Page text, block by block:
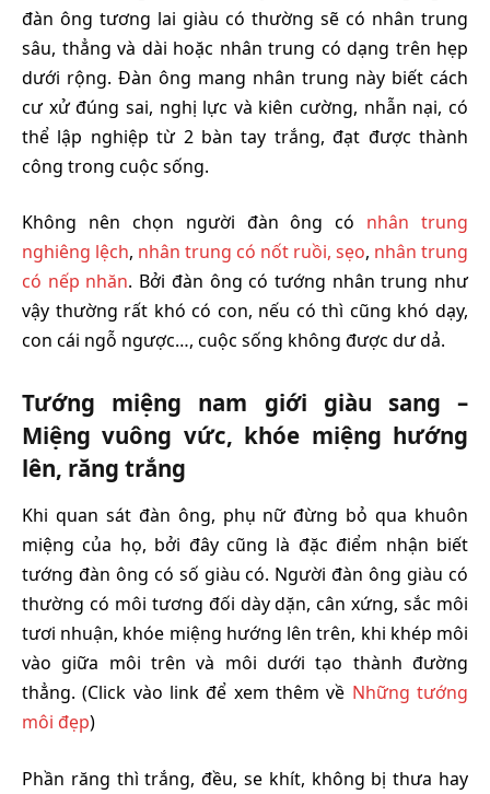
đàn ông tương lai giàu có thường sẽ có nhân trung
sâu, thẳng và dài hoặc nhân trung có dạng trên hẹp
dưới rộng. Đàn ông mang nhân trung này biết cách
cư xử đúng sai, nghị lực và kiên cường, nhẫn nại, có
thể lập nghiệp từ 2 bàn tay trắng, đạt được thành
công trong cuộc sống.
Không nên chọn người đàn ông có nhân trung
nghiêng lệch, nhân trung có nốt ruồi, sẹo, nhân trung
có nếp nhăn. Bởi đàn ông có tướng nhân trung như
vậy thường rất khó có con, nếu có thì cũng khó dạy,
con cái ngỗ ngược…, cuộc sống không được dư dả.
Tướng miệng nam giới giàu sang –
Miệng vuông vức, khóe miệng hướng
lên, răng trắng
Khi quan sát đàn ông, phụ nữ đừng bỏ qua khuôn
miệng của họ, bởi đây cũng là đặc điểm nhận biết
tướng đàn ông có số giàu có. Người đàn ông giàu có
thường có môi tương đối dày dặn, cân xứng, sắc môi
tươi nhuận, khóe miệng hướng lên trên, khi khép môi
vào giữa môi trên và môi dưới tạo thành đường
thẳng. (Click vào link để xem thêm về Những tướng
môi đẹp)
Phần răng thì trắng, đều, se khít, không bị thưa hay